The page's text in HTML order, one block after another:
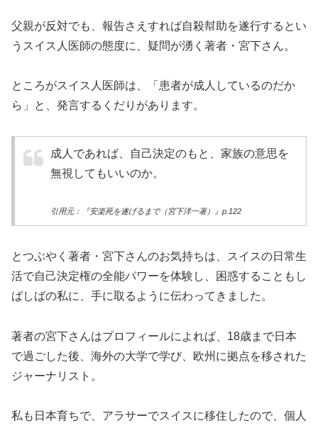
父親が反対でも、報告さえすれば自殺幇助を遂行するとい
うスイス人医師の態度に、疑問が湧く著者・宮下さん。
ところがスイス人医師は、「患者が成人しているのだか
ら」と、発言するくだりがあります。
成人であれば、自己決定のもと、家族の意思を
無視してもいいのか。
引用元：『安楽死を遂げるまで（宮下洋一著）』p.122
とつぶやく著者・宮下さんのお気持ちは、スイスの日常生
活で自己決定権の全能パワーを体験し、困惑することもし
ばしばの私に、手に取るように伝わってきました。
著者の宮下さんはプロフィールによれば、18歳まで日本
で過ごした後、海外の大学で学び、欧州に拠点を移された
ジャーナリスト。
私も日本育ちで、アラサーでスイスに移住したので、個人